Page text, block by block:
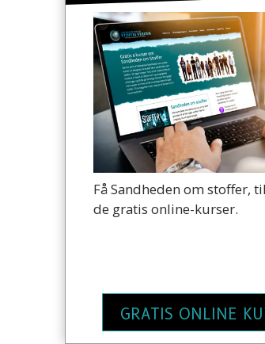
Få Sandheden om stoffer,
de gratis online-kurser.
GRATIS ONLINE